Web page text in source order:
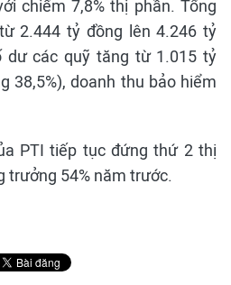
chiếm 7,8% thị phần. Tổng
2.444 tỷ đồng lên 4.246 tỷ
dư các quỹ tăng từ 1.015 tỷ
38,5%), doanh thu bảo hiểm
PTI tiếp tục đứng thứ 2 thị
trưởng 54% năm trước.